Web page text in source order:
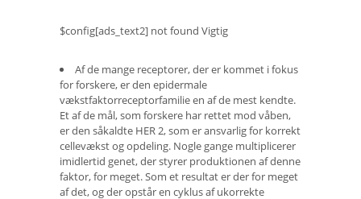
$config[ads_text2] not found Vigtig
Af de mange receptorer, der er kommet i fokus
for forskere, er den epidermale
vækstfaktorreceptorfamilie en af ​​de mest kendte.
Et af de mål, som forskere har rettet mod våben,
er den såkaldte HER 2, som er ansvarlig for korrekt
cellevækst og opdeling. Nogle gange multiplicerer
imidlertid genet, der styrer produktionen af ​​denne
faktor, for meget. Som et resultat er der for meget
af det, og der opstår en cyklus af ukorrekte